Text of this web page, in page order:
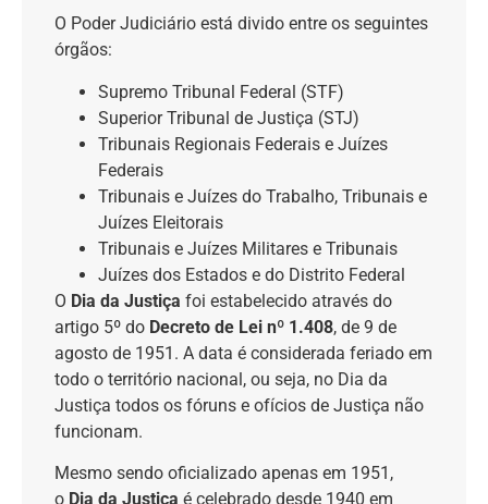
O Poder Judiciário está divido entre os seguintes
órgãos:
Supremo Tribunal Federal (STF)
Superior Tribunal de Justiça (STJ)
Tribunais Regionais Federais e Juízes
Federais
Tribunais e Juízes do Trabalho, Tribunais e
Juízes Eleitorais
Tribunais e Juízes Militares e Tribunais
Juízes dos Estados e do Distrito Federal
O Dia da Justiça foi estabelecido através do
artigo 5º do Decreto de Lei nº 1.408, de 9 de
agosto de 1951. A data é considerada feriado em
todo o território nacional, ou seja, no Dia da
Justiça todos os fóruns e ofícios de Justiça não
funcionam.
Mesmo sendo oficializado apenas em 1951,
o Dia da Justiça é celebrado desde 1940 em